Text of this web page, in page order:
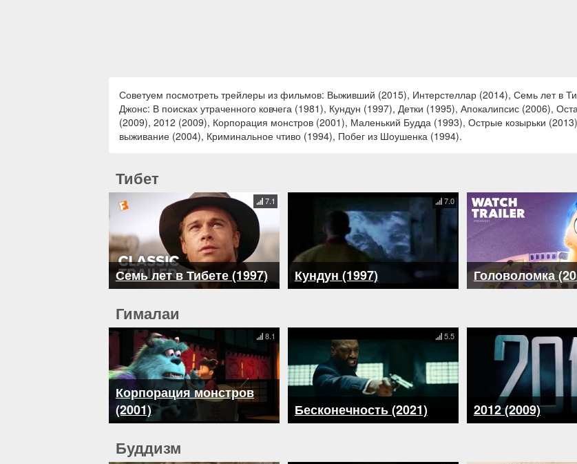
Советуем посмотреть трейлеры из фильмов: Выживший (2015), Интерстеллар (2014), Семь лет в
Джонс: В поисках утраченного ковчега (1981), Кундун (1997), Детки (1995), Апокалипсис (2006),
(2009), 2012 (2009), Корпорация монстров (2001), Маленький Будда (1993), Острые козырьки
выживание (2004), Криминальное чтиво (1994), Побег из Шоушенка (1994).
Тибет
Семь лет в Тибете (1997)
7.1
Кундун (1997)
7.0
Головоломка
Гималаи
Корпорация монстров
(2001)
8.1
Бесконечность (2021)
5.5
2012 (2009)
Буддизм